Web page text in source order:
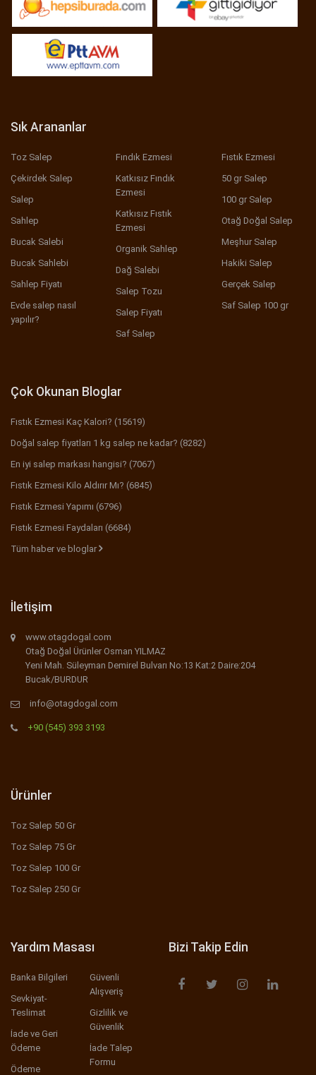
Sık Arananlar
Toz Salep
Çekirdek Salep
Salep
Sahlep
Bucak Salebi
Bucak Sahlebi
Sahlep Fiyatı
Evde salep nasıl
yapılır?
Fındık Ezmesi
Katkısız Fındık
Ezmesi
Katkısız Fıstık
Ezmesi
Organik Sahlep
Dağ Salebi
Salep Tozu
Salep Fiyatı
Saf Salep
Fıstık Ezmesi
50 gr Salep
100 gr Salep
Otağ Doğal Salep
Meşhur Salep
Hakiki Salep
Gerçek Salep
Saf Salep 100 gr
Çok Okunan Bloglar
Fıstık Ezmesi Kaç Kalori? (15619)
Doğal salep fiyatları 1 kg salep ne kadar? (8282)
En iyi salep markası hangisi? (7067)
Fıstık Ezmesi Kilo Aldırır Mı? (6845)
Fıstık Ezmesi Yapımı (6796)
Fıstık Ezmesi Faydaları (6684)
Tüm haber ve bloglar
İletişim
www.otagdogal.com
Otağ Doğal Ürünler Osman YILMAZ
Yeni Mah. Süleyman Demirel Bulvarı No:13 Kat:2 Daire:204
Bucak/BURDUR
info@otagdogal.com
+90 (545) 393 3193
Ürünler
Toz Salep 50 Gr
Toz Salep 75 Gr
Toz Salep 100 Gr
Toz Salep 250 Gr
Yardım Masası
Banka Bilgileri
Sevkiyat-
Teslimat
İade ve Geri
Ödeme
Ödeme
Güvenli
Alışveriş
Gizlilik ve
Güvenlik
İade Talep
Formu
Bizi Takip Edin